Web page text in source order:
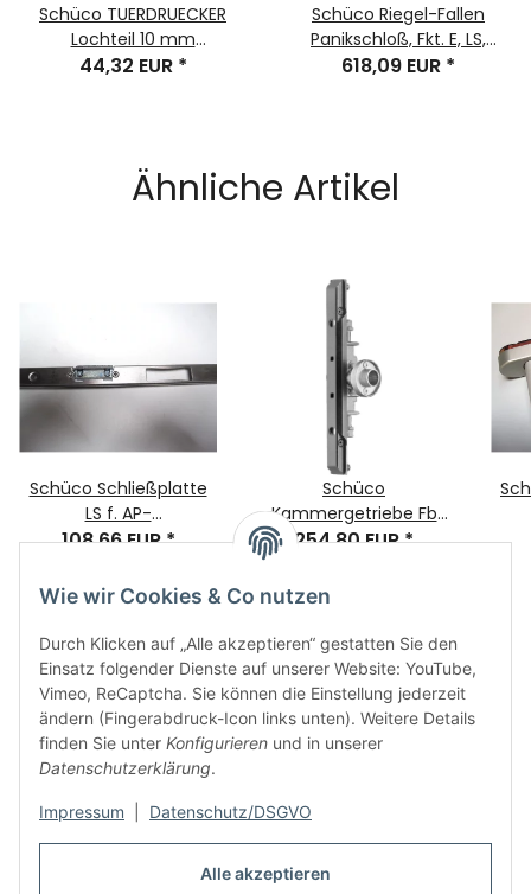
Alle akzeptieren
Wie wir Cookies & Co nutzen
Durch Klicken auf „Alle akzeptieren“ gestatten Sie den
Einsatz folgender Dienste auf unserer Website: YouTube,
Vimeo, ReCaptcha. Sie können die Einstellung jederzeit
ändern (Fingerabdruck-Icon links unten). Weitere Details
finden Sie unter Konfigurieren und in unserer
Datenschutzerklärung.
Impressum Datenschutz/DSGVO
Schüco TUERDRUECKER
Lochteil 10 mm
Hochhaltefeder Alu natur
44,32 EUR *
Schüco Riegel-Fallen
Panikschloß, Fkt. E, LS,
88/167Abstand, 34/10
618,09 EUR *
Ähnliche Artikel
Schüco Schließplatte
LS f. AP-
Schwenkhaken-
Stulp, Nr. 211617
108,66 EUR*
Schüco
Kammergetriebe Fb
23mm Flächenbündig
254,80 EUR*
Informationen
Rechtliches